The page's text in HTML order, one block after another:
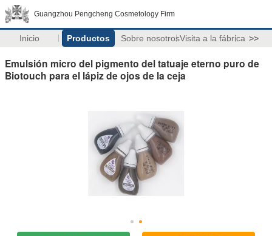
Guangzhou Pengcheng Cosmetology Firm
Inicio Productos Sobre nosotrosVisita a la fábrica >>
Emulsión micro del pigmento del tatuaje eterno puro de
Biotouch para el lápiz de ojos de la ceja